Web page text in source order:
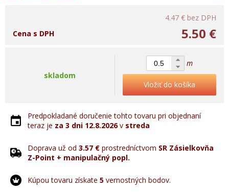
4.47 € bez DPH
5.50 €
Cena s DPH
skladom
m
Vložiť do košíka
Predpokladané doručenie tohto tovaru pri objednaní
teraz je za 3 dni 12.8.2026v streda
Doprava už od 3.57 € prostredníctvom SR Zásielkovňa
Z-Point + manipulačný popl.
Kúpou tovaru získate 5 vernostných bodov.